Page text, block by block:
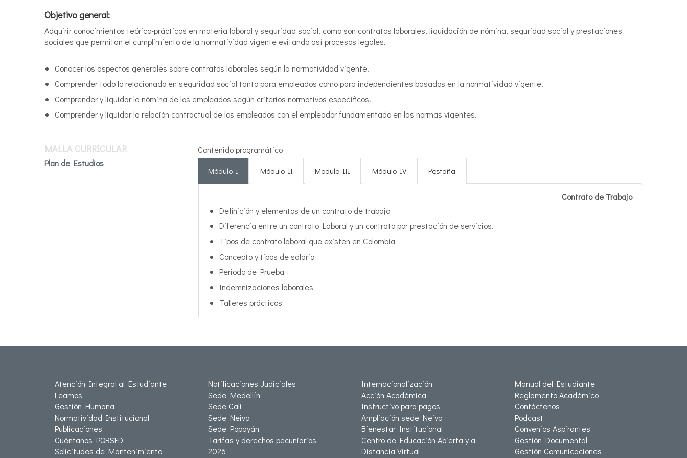
Objetivo general:
Adquirir conocimientos teórico-prácticos en materia laboral y seguridad social, como son contratos laborales, liquidación de nómina, seguridad social y prestaciones
sociales que permitan el cumplimiento de la normatividad vigente evitando así procesos legales.
Conocer los aspectos generales sobre contratos laborales según la normatividad vigente.
Comprender todo lo relacionado en seguridad social tanto para empleados como para independientes basados en la normatividad vigente.
Comprender y liquidar la nómina de los empleados según criterios normativos específicos.
Comprender y liquidar la relación contractual de los empleados con el empleador fundamentado en las normas vigentes.
MALLA CURRICULAR
Plan de Estudios
Contenido programático
Módulo I Módulo II Modulo III Módulo IV Pestaña
Contrato de Trabajo
Definición y elementos de un contrato de trabajo
Diferencia entre un contrato Laboral y un contrato por prestación de servicios.
Tipos de contrato laboral que existen en Colombia
Concepto y tipos de salario
Periodo de Prueba
Indemnizaciones laborales
Talleres prácticos
Atención Integral al Estudiante
Leamos
Gestión Humana
Normatividad Institucional
Publicaciones
Cuéntanos PQRSFD
Solicitudes de Mantenimiento
Notificaciones Judiciales
Sede Medellín
Sede Cali
Sede Neiva
Sede Popayán
Tarifas y derechos pecuniarios
2026
Internacionalización
Acción Académica
Instructivo para pagos
Ampliación sede Neiva
Bienestar Institucional
Centro de Educación Abierta y a
Distancia Virtual
Manual del Estudiante
Reglamento Académico
Contáctenos
Podcast
Convenios Aspirantes
Gestión Documental
Gestión Comunicaciones